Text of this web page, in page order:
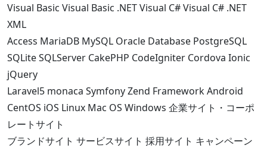
Visual Basic Visual Basic .NET Visual C# Visual C# .NET
XML
Access MariaDB MySQL Oracle Database PostgreSQL
SQLite SQLServer CakePHP CodeIgniter Cordova Ionic
jQuery
Laravel5 monaca Symfony Zend Framework Android
CentOS iOS Linux Mac OS Windows 企業サイト・コーポ
レートサイト
ブランドサイト サービスサイト 採用サイト キャンペーン